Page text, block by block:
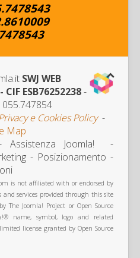
.8610009
SWJ WEB
CIF ESB76252238-
e Cookies Policy-
Map
Assistenza Joomla! -
- Posizionamento -
is not affiliated with or endorsed by
and services provided through this site
The Joomla! Project or Open Source
name, symbol, logo and related
license granted by Open Source